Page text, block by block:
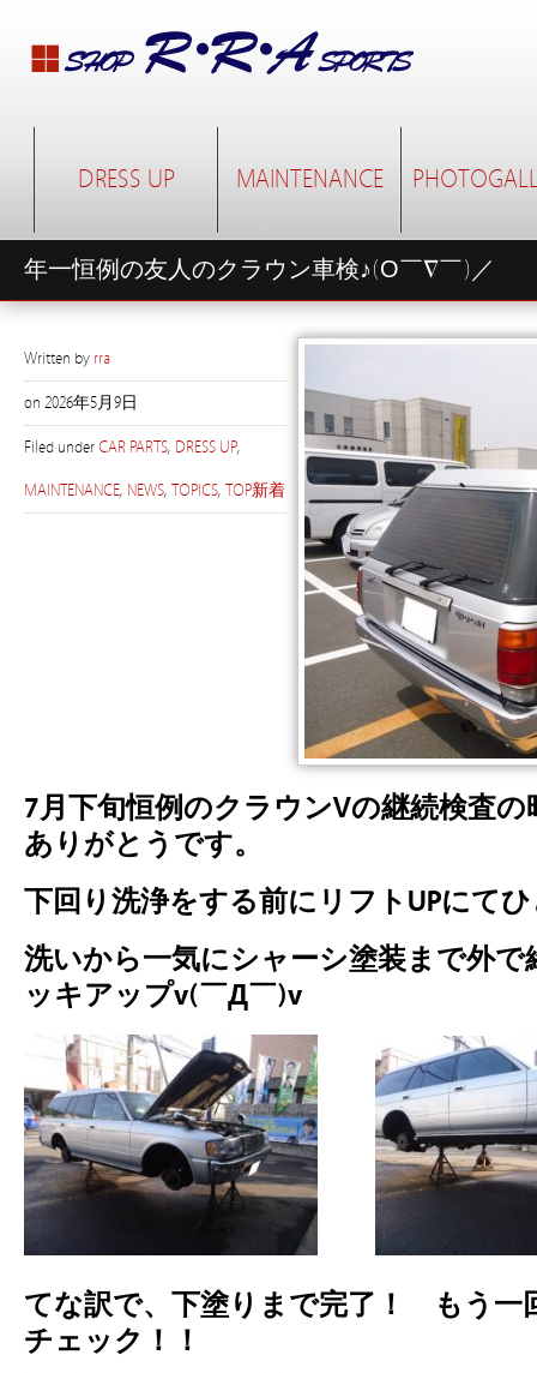
DRESS UP MAINTENANCE
年一恒例の友人のクラウン車検♪(О￣∇￣)／
Written by rra
on 2026年5月9日
Filed underCAR PARTS, DRESS UP,
MAINTENANCE, NEWS, TOPICS, TOP新着
7月下旬恒例のクラウンVの継続検査
ありがとうです。
下回り洗浄をする前にリフトUPにて
洗いから一気にシャーシ塗装まで外
ッキアップv(￣Д￣)v
てな訳で、下塗りまで完了！ もう一
チェック！！